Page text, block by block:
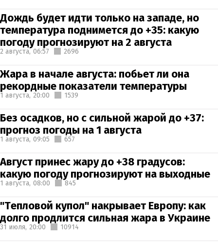
Дождь будет идти только на западе, но
температура поднимется до +35: какую
погоду прогнозируют на 2 августа
2 августа, 06:57 2696
Жара в начале августа: побьет ли она
рекордные показатели температуры
1 августа, 20:00 1539
Без осадков, но с сильной жарой до +37:
прогноз погоды на 1 августа
1 августа, 09:05 657
Август принес жару до +38 градусов:
какую погоду прогнозируют на выходные
1 августа, 08:00 845
"Тепловой купол" накрывает Европу: как
долго продлится сильная жара в Украине
31 июля, 20:00 10914